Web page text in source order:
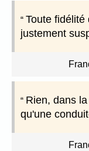
Toute fidélité
justement
Rien, dans
qu'une